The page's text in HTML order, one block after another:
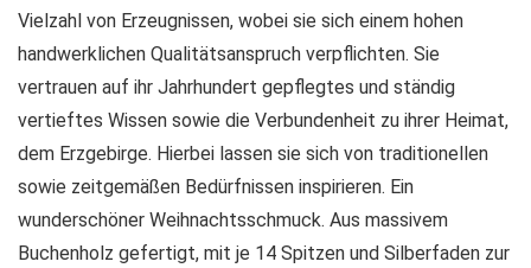
Vielzahl von Erzeugnissen, wobei sie sich einem hohen
handwerklichen Qualitätsanspruch verpflichten. Sie
vertrauen auf ihr Jahrhundert gepflegtes und ständig
vertieftes Wissen sowie die Verbundenheit zu ihrer Heimat,
dem Erzgebirge. Hierbei lassen sie sich von traditionellen
sowie zeitgemäßen Bedürfnissen inspirieren. Ein
wunderschöner Weihnachtsschmuck. Aus massivem
Buchenholz gefertigt, mit je 14 Spitzen und Silberfaden zur